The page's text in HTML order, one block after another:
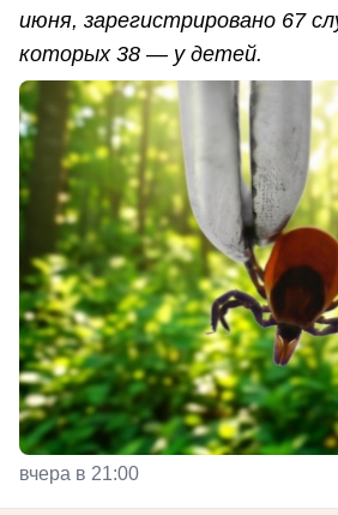
июня, зарегистрировано 67
которых 38 — у детей.
вчера в 21:00